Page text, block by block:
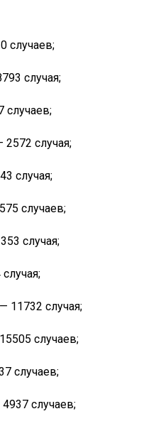
случаев;
случая;
случаев;
2572 случая;
случая;
случаев;
случая;
11732 случая;
случаев;
случаев;
случаев;